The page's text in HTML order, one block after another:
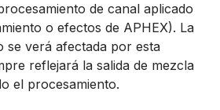
de canal aplicado
o efectos de APHEX). La
se verá afectada por esta
reflejará la salida de mezcla
el procesamiento.